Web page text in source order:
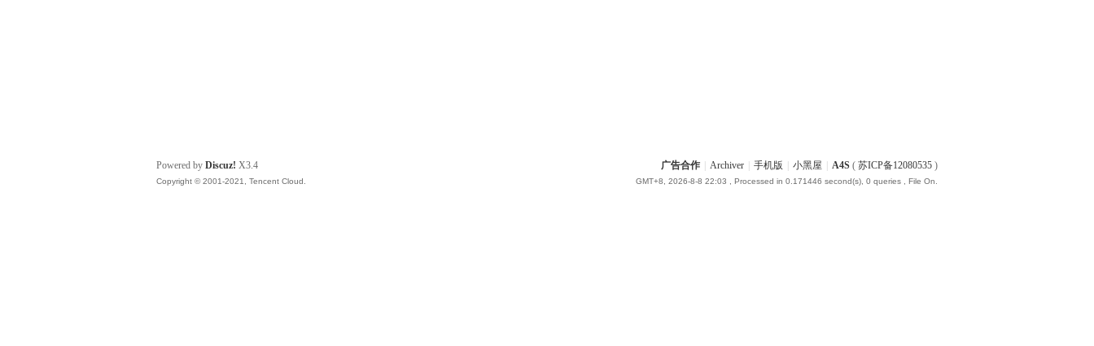
广告合作 Archiver 手机版 小黑屋 A4S ( 苏ICP备12080535 )
GMT+8, 2026-8-8 22:03 , Processed in 0.171446 second(s), 0 queries , File On.
Powered by Discuz! X3.4
Copyright © 2001-2021, Tencent Cloud.